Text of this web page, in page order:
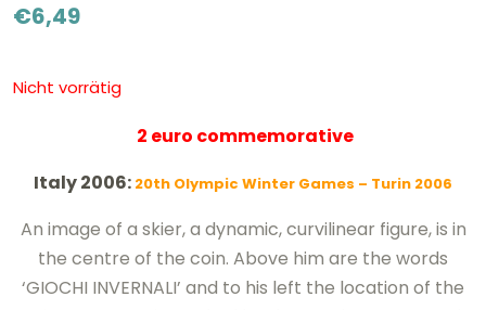
€6,49
Nicht vorrätig
2 euro commemorative
Italy 2006: 20th Olympic Winter Games – Turin 2006
An image of a skier, a dynamic, curvilinear figure, is in
the centre of the coin. Above him are the words
‘GIOCHI INVERNALI’ and to his left the location of the